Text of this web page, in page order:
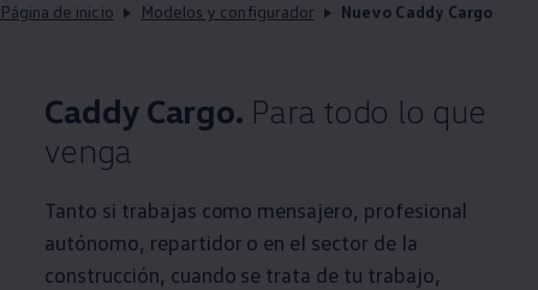
Página de inicio Modelos y configurador Nuevo Caddy Cargo
Caddy Cargo. Para todo lo que
venga
Tanto si trabajas como mensajero, profesional
autónomo, repartidor o en el sector de la
construcción, cuando se trata de tu trabajo,